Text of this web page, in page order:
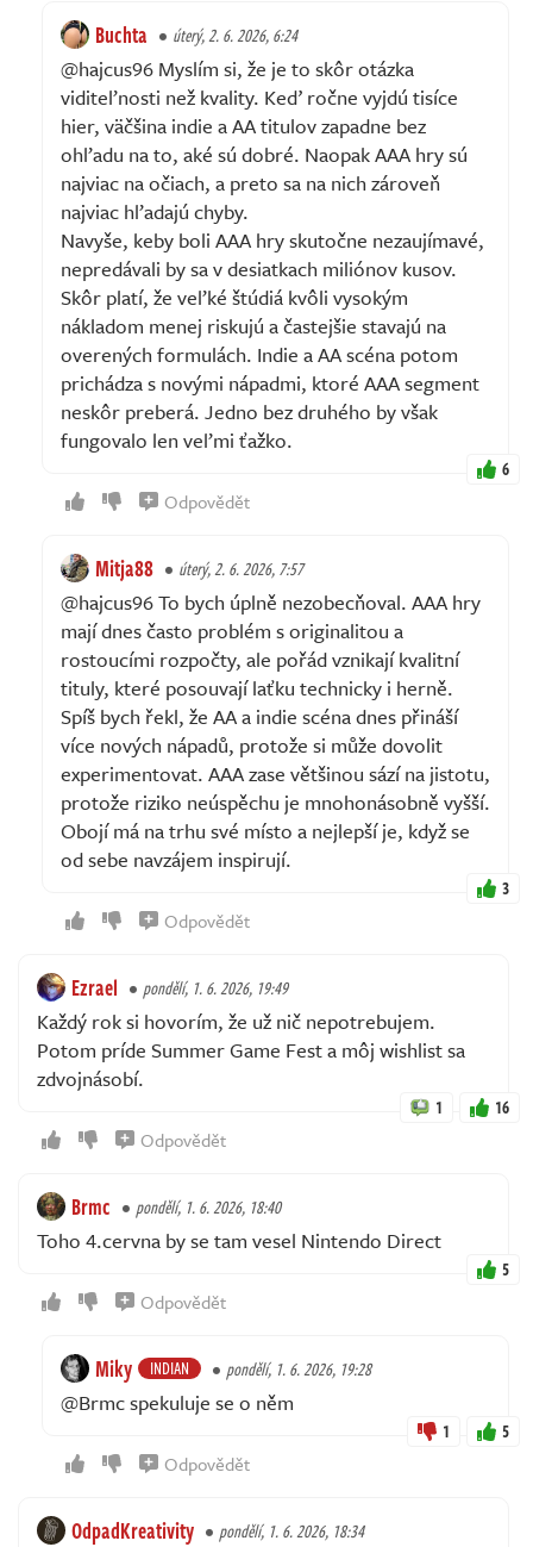
Buchta úterý, 2. 6. 2026, 6:24
@hajcus96 Myslím si, že je to skôr otázka
viditeľnosti než kvality. Keď ročne vyjdú tisíce
hier, väčšina indie a AA titulov zapadne bez
ohľadu na to, aké sú dobré. Naopak AAA hry sú
najviac na očiach, a preto sa na nich zároveň
najviac hľadajú chyby.
Navyše, keby boli AAA hry skutočne nezaujímavé,
nepredávali by sa v desiatkach miliónov kusov.
Skôr platí, že veľké štúdiá kvôli vysokým
nákladom menej riskujú a častejšie stavajú na
overených formulách. Indie a AA scéna potom
prichádza s novými nápadmi, ktoré AAA segment
neskôr preberá. Jedno bez druhého by však
fungovalo len veľmi ťažko.
6
Odpovědět
Mitja88 úterý, 2. 6. 2026, 7:57
@hajcus96 To bych úplně nezobecňoval. AAA hry
mají dnes často problém s originalitou a
rostoucími rozpočty, ale pořád vznikají kvalitní
tituly, které posouvají laťku technicky i herně.
Spíš bych řekl, že AA a indie scéna dnes přináší
více nových nápadů, protože si může dovolit
experimentovat. AAA zase většinou sází na jistotu,
protože riziko neúspěchu je mnohonásobně vyšší.
Obojí má na trhu své místo a nejlepší je, když se
od sebe navzájem inspirují.
3
Odpovědět
Ezrael pondělí, 1. 6. 2026, 19:49
Každý rok si hovorím, že už nič nepotrebujem.
Potom príde Summer Game Fest a môj wishlist sa
zdvojnásobí.
1 16
Odpovědět
Brmc pondělí, 1. 6. 2026, 18:40
Toho 4.cervna by se tam vesel Nintendo Direct
5
Odpovědět
Miky INDIAN pondělí, 1. 6. 2026, 19:28
@Brmc spekuluje se o něm
1 5
Odpovědět
OdpadKreativity pondělí, 1. 6. 2026, 18:34